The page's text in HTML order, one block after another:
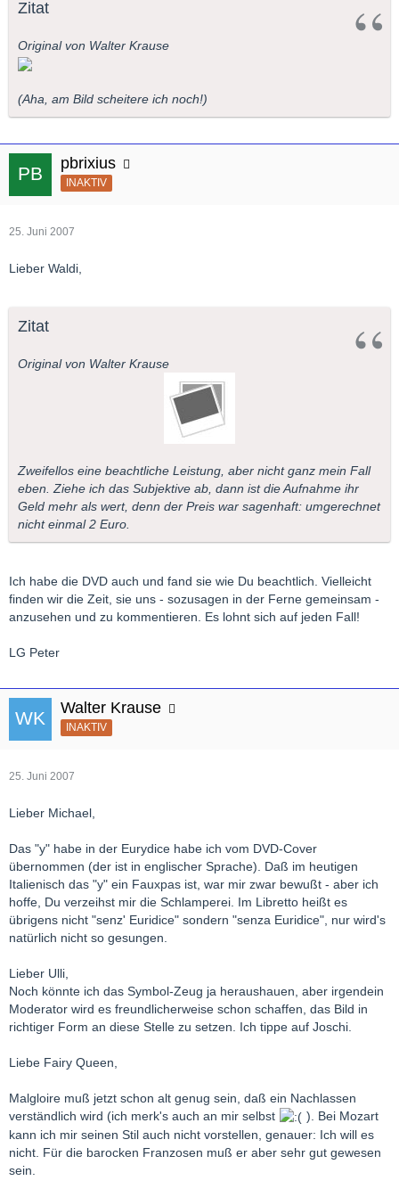
Zitat
Original von Walter Krause
(Aha, am Bild scheitere ich noch!)
pbrixius
INAKTIV
25. Juni 2007
Lieber Waldi,
Zitat
Original von Walter Krause
Zweifellos eine beachtliche Leistung, aber nicht ganz mein Fall
eben. Ziehe ich das Subjektive ab, dann ist die Aufnahme ihr
Geld mehr als wert, denn der Preis war sagenhaft: umgerechnet
nicht einmal 2 Euro.
Ich habe die DVD auch und fand sie wie Du beachtlich. Vielleicht
finden wir die Zeit, sie uns - sozusagen in der Ferne gemeinsam -
anzusehen und zu kommentieren. Es lohnt sich auf jeden Fall!
LG Peter
Walter Krause
INAKTIV
25. Juni 2007
Lieber Michael,
Das "y" habe in der Eurydice habe ich vom DVD-Cover
übernommen (der ist in englischer Sprache). Daß im heutigen
Italienisch das "y" ein Fauxpas ist, war mir zwar bewußt - aber ich
hoffe, Du verzeihst mir die Schlamperei. Im Libretto heißt es
übrigens nicht "senz' Euridice" sondern "senza Euridice", nur wird's
natürlich nicht so gesungen.
Lieber Ulli,
Noch könnte ich das Symbol-Zeug ja heraushauen, aber irgendein
Moderator wird es freundlicherweise schon schaffen, das Bild in
richtiger Form an diese Stelle zu setzen. Ich tippe auf Joschi.
Liebe Fairy Queen,
Malgloire muß jetzt schon alt genug sein, daß ein Nachlassen
verständlich wird (ich merk's auch an mir selbst
). Bei Mozart
kann ich mir seinen Stil auch nicht vorstellen, genauer: Ich will es
nicht. Für die barocken Franzosen muß er aber sehr gut gewesen
sein.